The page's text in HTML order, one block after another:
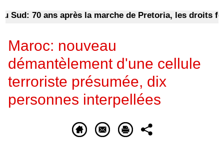
70 ans après la marche de Pretoria, les droits
Maroc: nouveau
démantèlement d'une cellule
terroriste présumée, dix
personnes interpellées